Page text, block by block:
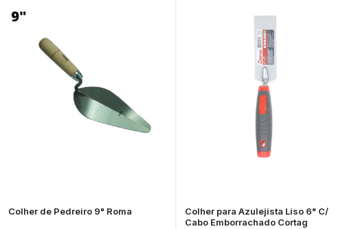
Colher de Pedreiro 9" Roma
Colher para Azulejista Liso 6" C/
Cabo Emborrachado Cortag